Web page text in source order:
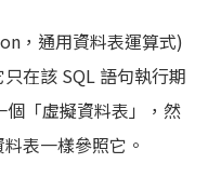
，通用資料表運算式)
只在該 SQL 語句執行期
個「虛擬資料表」，然
表一樣參照它。